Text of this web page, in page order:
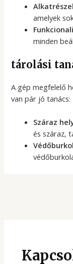
amelyek
minden
tárolási
A gép megfelelő
van pár jó tanács:
Száraz
és száraz,